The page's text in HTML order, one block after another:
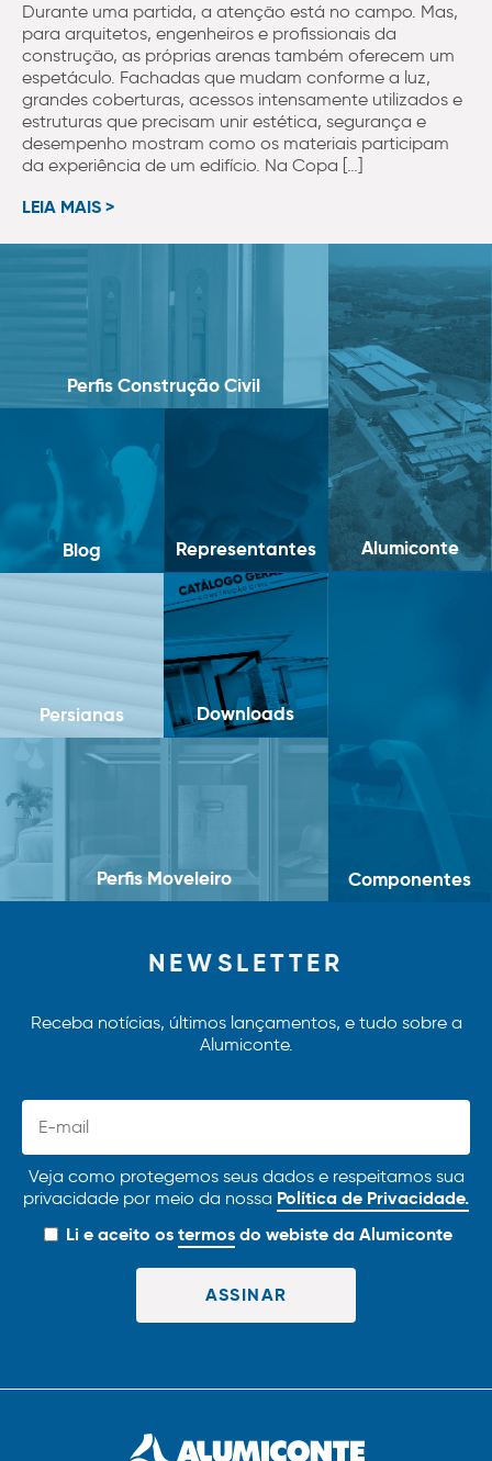
Durante uma partida, a atenção está no campo. Mas,
para arquitetos, engenheiros e profissionais da
construção, as próprias arenas também oferecem um
espetáculo. Fachadas que mudam conforme a luz,
grandes coberturas, acessos intensamente utilizados e
estruturas que precisam unir estética, segurança e
desempenho mostram como os materiais participam
da experiência de um edifício. Na Copa […]
LEIA MAIS >
Perfis Construção Civil
Alumiconte
Blog Representantes
Componentes
Persianas Downloads
Perfis Moveleiro
NEWSLETTER
Receba notícias, últimos lançamentos, e tudo sobre a
Alumiconte.
Veja como protegemos seus dados e respeitamos sua
privacidade por meio da nossa Política de Privacidade.
Li e aceito ostermosdo webiste da Alumiconte